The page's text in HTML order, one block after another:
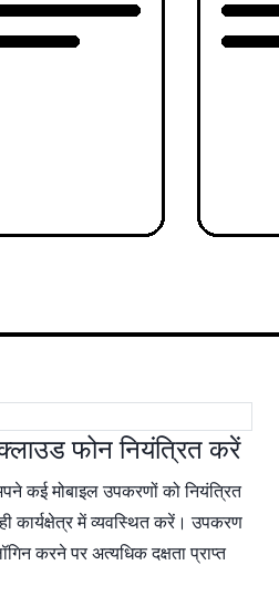
फोन नियंत्रित करें
कई मोबाइल उपकरणों को नियंत्रित
कार्यक्षेत्र में व्यवस्थित करें। उपकरण
करने पर अत्यधिक दक्षता प्राप्त